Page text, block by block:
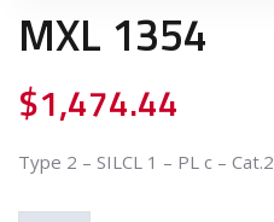
MXL 1354
$1,474.44
Type 2 – SILCL 1 – PL c – Cat.2